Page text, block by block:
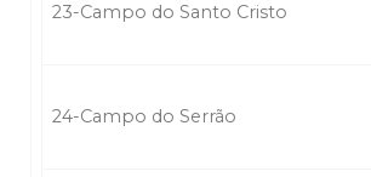
23-Campo do Santo Cristo
24-Campo do Serrão